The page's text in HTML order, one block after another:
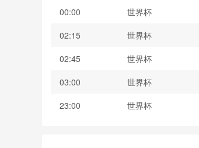
00:00 世界杯
02:15
世界杯
02:45
世界杯
03:00
世界杯
23:00
世界杯